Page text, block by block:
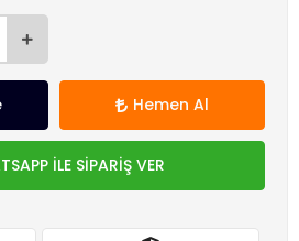
Hemen Al
İLE SİPARİŞ VER